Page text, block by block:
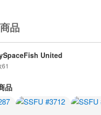
品
United
61
品